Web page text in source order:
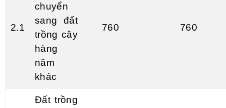
2.1
chuyển
sang đất
trồng cây
hàng
năm
khác
760 760
Đấttrồng